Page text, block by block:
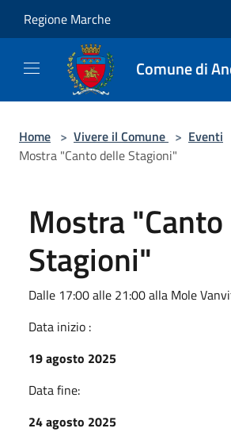
Regione Marche
Comune di
Home > Vivere il Comune > Eventi
Mostra "Canto delle Stagioni"
Mostra
Stagioni"
Dalle 17:00 alle 21:00 alla Mole
Data inizio :
19 agosto 2025
Data fine:
24 agosto 2025